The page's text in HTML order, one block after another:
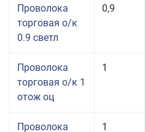
Проволока
торговая о/к
0.9 светл
0,9
Проволока
торговая о/к 1
отож оц
1
Проволока 1